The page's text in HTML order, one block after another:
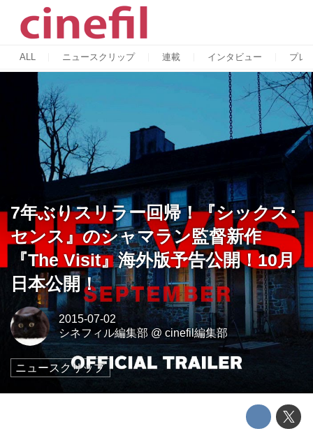
ALL ニュースクリップ 連載 インタビュー プレ
7年ぶりスリラー回帰！『シックス･
センス』のシャマラン監督新作
『The Visit』海外版予告公開！10月
日本公開！
2015-07-02
シネフィル編集部 @ cinefil編集部
ニュースクリップ